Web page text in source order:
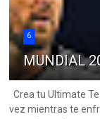
6
MUNDIAL
Crea tu Ultimate
vez mientras te